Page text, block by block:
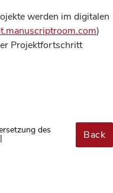
werden im digitalen
)
Projektfortschritt
des
Back